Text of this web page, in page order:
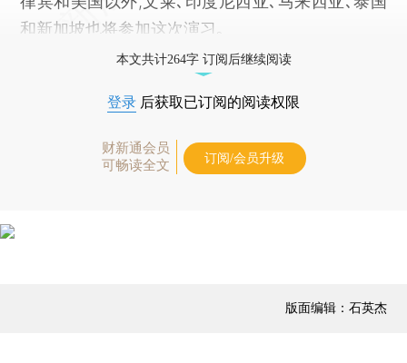
和新加坡也将参加这次演习｡
本文共计264字 订阅后继续阅读
登录 后获取已订阅的阅读权限
财新通会员
可畅读全文
订阅/会员升级
版面编辑：石英杰